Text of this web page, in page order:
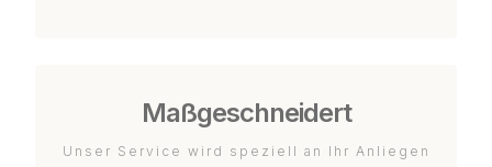
Maßgeschneidert
Unser Service wird speziell an Ihr Anliegen